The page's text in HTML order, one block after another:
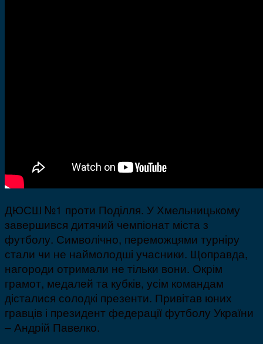
ДЮСШ №1 проти Поділля. У Хмельницькому
завершився дитячий чемпіонат міста з
футболу. Символічно, переможцями турніру
стали чи не наймолодші учасники. Щоправда,
нагороди отримали не тільки вони. Окрім
грамот, медалей та кубків, усім командам
дісталися солодкі презенти. Привітав юних
гравців і президент федерації футболу України
– Андрій Павелко.